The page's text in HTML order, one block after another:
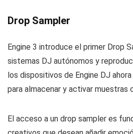
Drop Sampler
Engine 3 introduce el primer Drop
sistemas DJ autónomos y
los dispositivos de Engine DJ
para almacenar y activar muestras
El acceso a un drop sampler es